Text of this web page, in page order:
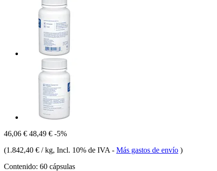
46,06 € 48,49 € -5%
(1.842,40 € / kg, Incl. 10% de IVA - Más gastos de envío )
Contenido: 60 cápsulas